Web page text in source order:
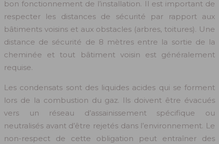
bon fonctionnement de l’installation. Il est important de
respecter les distances de sécurité par rapport aux
bâtiments voisins et aux obstacles (arbres, toitures). Une
distance de sécurité de 8 mètres entre la sortie de la
cheminée et tout bâtiment voisin est généralement
requise.
Les condensats sont des liquides acides qui se forment
lors de la combustion du gaz. Ils doivent être évacués
vers un réseau d’assainissement spécifique ou
neutralisés avant d’être rejetés dans l’environnement. Le
non-respect de cette obligation peut entraîner des